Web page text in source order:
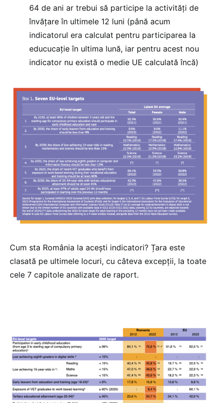
64 de ani ar trebui să participe la activități de
învățare în ultimele 12 luni (până acum
indicatorul era calculat pentru participarea la
educucație în ultima lună, iar pentru acest nou
indicator nu există o medie UE calculată încă)
Cum sta România la acești indicatori? Țara este
clasată pe ultimele locuri, cu câteva excepții, la toate
cele 7 capitole analizate de raport.